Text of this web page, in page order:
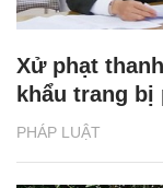
PHÁP LUẬT
Xử phạt
khẩu trang